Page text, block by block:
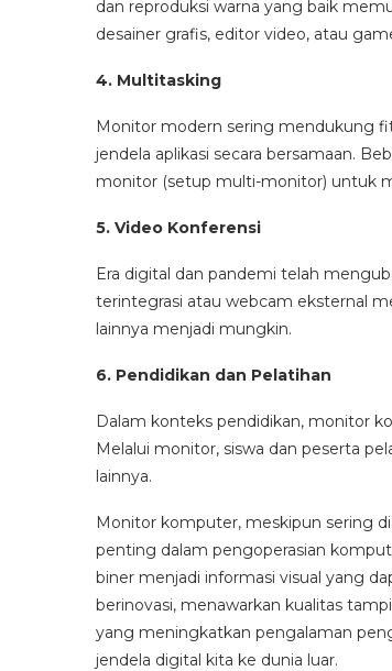
dan reproduksi warna yang baik
desainer grafis, editor video, atau
4. Multitasking
Monitor modern sering mendukung
jendela aplikasi secara bersamaan.
monitor (setup multi-monitor) untuk
5. Video Konferensi
Era digital dan pandemi telah
terintegrasi atau webcam eksternal
lainnya menjadi mungkin.
6. Pendidikan dan Pelatihan
Dalam konteks pendidikan, monitor
Melalui monitor, siswa dan peserta
lainnya.
Monitor komputer, meskipun sering
penting dalam pengoperasian
biner menjadi informasi visual yang
berinovasi, menawarkan kualitas
yang meningkatkan pengalaman
jendela digital kita ke dunia luar.